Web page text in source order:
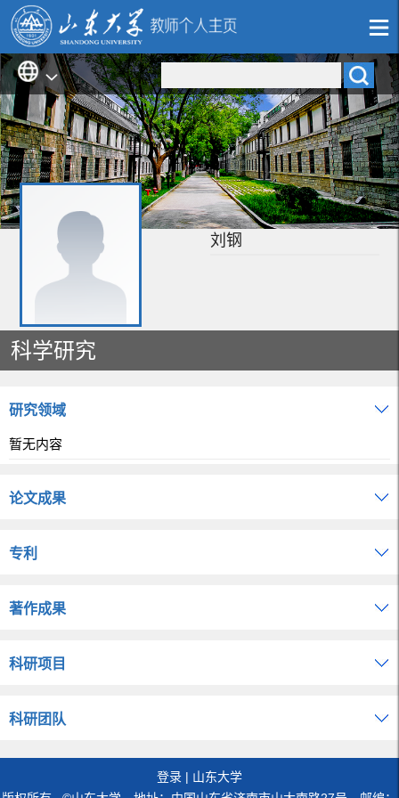
刘钢
科学研究
研究领域
暂无内容
论文成果
专利
著作成果
科研项目
科研团队
登录 | 山东大学